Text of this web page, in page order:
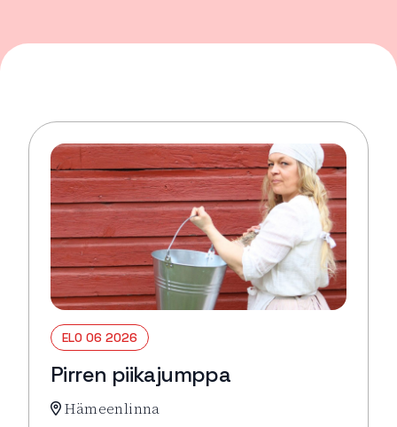
ELO 06 2026
Pirren piikajumppa
Hämeenlinna